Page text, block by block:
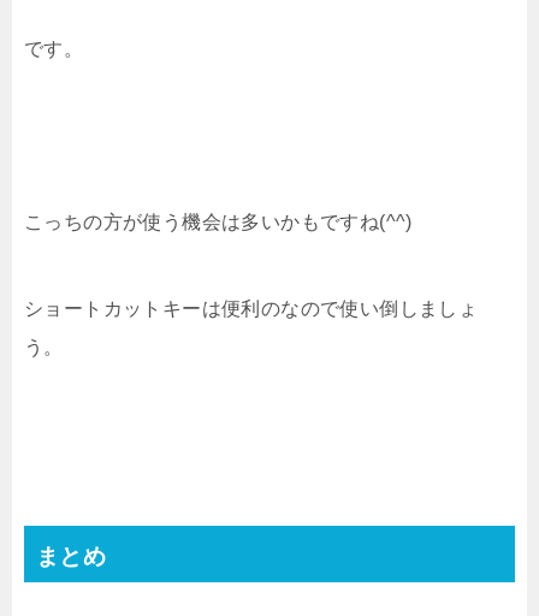
です。
こっちの方が使う機会は多いかもですね(^^)
ショートカットキーは便利のなので使い倒しましょ
う。
まとめ